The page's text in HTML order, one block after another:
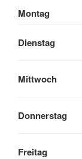
Montag
Dienstag
Mittwoch
Donnerstag
Freitag